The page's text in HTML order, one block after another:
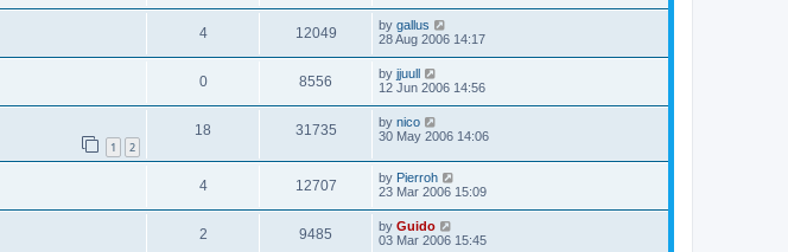
4 12049 by gallus
28 Aug 2006 14:17
0 8556 by jjuull
12 Jun 2006 14:56
1 2
18 31735 by nico
30 May 2006 14:06
4 12707 by Pierroh
23 Mar 2006 15:09
2 9485 by Guido
03 Mar 2006 15:45